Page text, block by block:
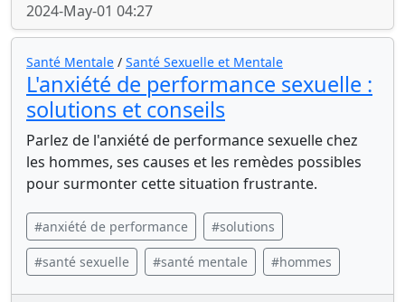
2024-May-01 04:27
Santé Mentale / Santé Sexuelle et Mentale
L'anxiété de performance sexuelle :
solutions et conseils
Parlez de l'anxiété de performance sexuelle chez
les hommes, ses causes et les remèdes possibles
pour surmonter cette situation frustrante.
#anxiété de performance #solutions
#santé sexuelle #santé mentale #hommes